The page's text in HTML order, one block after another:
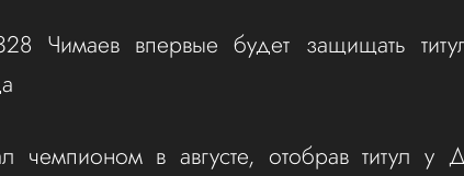
Чимаев впервые будет защищать
чемпионом в августе, отобрав титул